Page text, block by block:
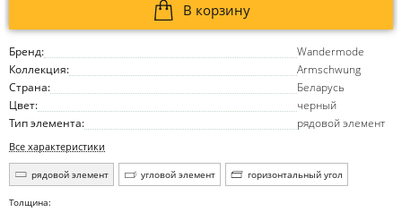
Бренд:
Wandermode
Коллекция:
Armschwung
Страна:
Беларусь
Цвет:
черный
Тип элемента:
рядовой элемент
Все характеристики
рядовой элемент угловой элемент горизонтальный угол
Толщина:
В корзину